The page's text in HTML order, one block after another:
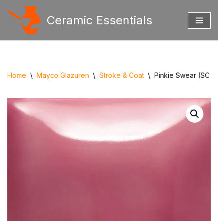
Ceramic Essentials
Home \ Mayco Glazuren \ Stroke & Coat \ Pinkie Swear (SC